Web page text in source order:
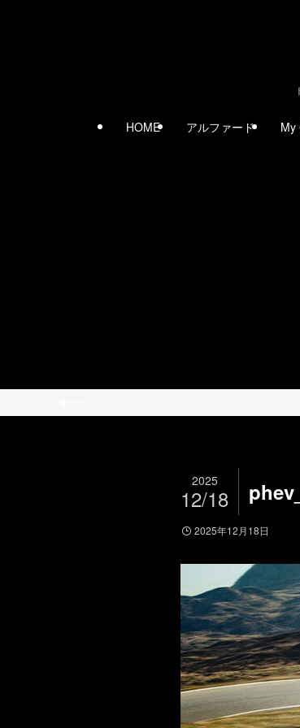
HOME アルファード My
2025
12/18
2025年12月18日